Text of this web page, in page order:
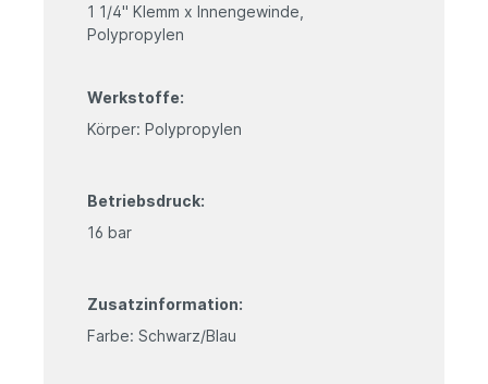
1 1/4" Klemm x Innengewinde,
Polypropylen
Werkstoffe:
Körper: Polypropylen
Betriebsdruck:
16 bar
Zusatzinformation:
Farbe: Schwarz/Blau